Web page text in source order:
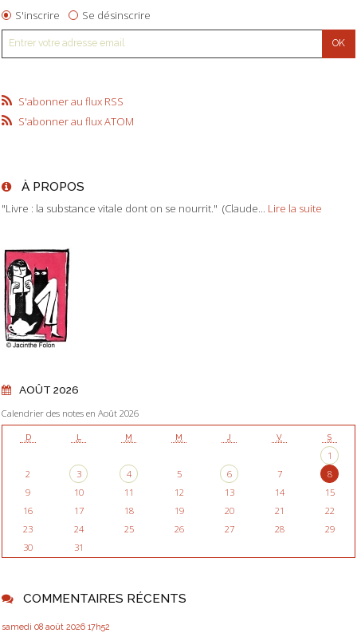
S'inscrire Se désinscrire
S'abonner au flux RSS
S'abonner au flux ATOM
À PROPOS
"Livre : la substance vitale dont on se nourrit." (Claude... Lire la suite
AOÛT 2026
Calendrier des notes en Août 2026
D L M M J V S
1
2
3 4 5 6 7
8
9
10 11 12 13 14
15
16
17 18 19 20 21
22
23
24 25 26 27 28
29
30
31
COMMENTAIRES RÉCENTS
samedi 08 août 2026 17h52